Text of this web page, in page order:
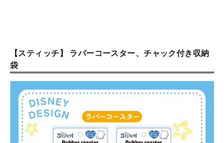
【スティッチ】 ラバーコースター、チャック付き収納
袋